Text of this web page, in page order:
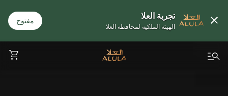
تجربة العلا
الهيئة الملكية لمحافظة العلا
مفتوح